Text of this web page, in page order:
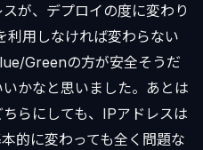
が、デプロイの度に変わり
利用しなければ変わらない
Greenの方が安全そうだ
かなと思いました。あとは
らにしても、IPアドレスは
的に変わっても全く問題な